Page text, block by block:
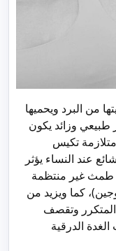
من البرد ويحميها
طبيعي وزائد يكون
تكيس
عند النساء يؤثر
طمث غير منتظمة
كما ويزيد من
وتقصف
الدرقية